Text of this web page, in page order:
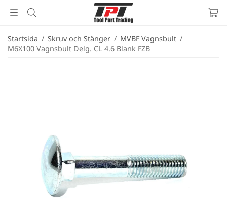
Startsida / Skruv och Stänger / MVBF Vagnsbult /
M6X100 Vagnsbult Delg. CL 4.6 Blank FZB